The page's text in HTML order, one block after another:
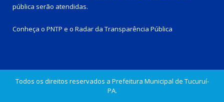
pública serão atendidas.
Conheça o PNTP e o Radar da Transparência Pública
Todos os direitos reservados a Prefeitura Municipal de Tucuruí-
PA.